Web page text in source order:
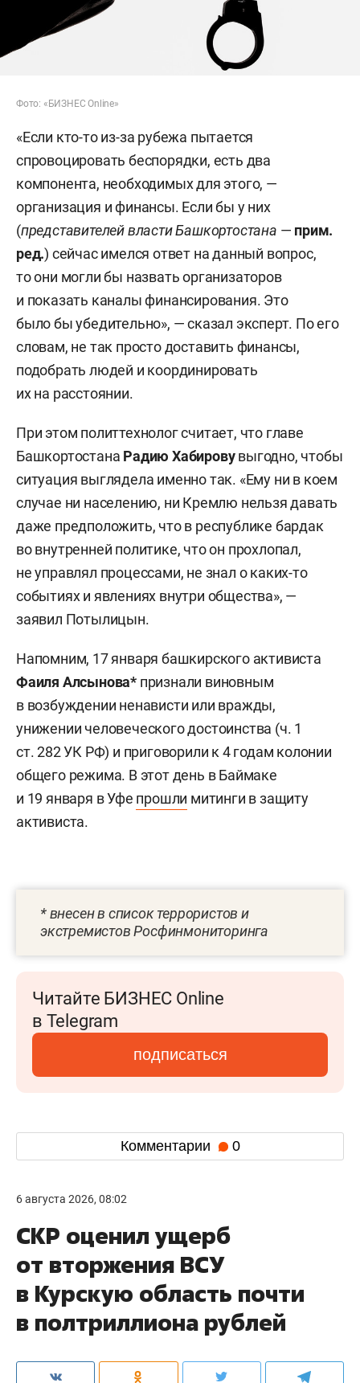
Фото: «БИЗНЕС Online»
«Если кто-то из-за рубежа пытается
спровоцировать беспорядки, есть два
компонента, необходимых для этого, —
организация и финансы. Если бы у них
(представителей власти Башкортостана — прим.
ред.) сейчас имелся ответ на данный вопрос,
то они могли бы назвать организаторов
и показать каналы финансирования. Это
было бы убедительно», — сказал эксперт. По его
словам, не так просто доставить финансы,
подобрать людей и координировать
их на расстоянии.
При этом политтехнолог считает, что главе
Башкортостана Радию Хабировувыгодно, чтобы
ситуация выглядела именно так. «Ему ни в коем
случае ни населению, ни Кремлю нельзя давать
даже предположить, что в республике бардак
во внутренней политике, что он прохлопал,
не управлял процессами, не знал о каких-то
событиях и явлениях внутри общества», —
заявил Потылицын.
Напомним, 17 января башкирского активиста
Фаиля Алсынова* признали виновным
в возбуждении ненависти или вражды,
унижении человеческого достоинства (ч. 1
ст. 282 УК РФ) и приговорили к 4 годам колонии
общего режима. В этот день в Баймаке
и 19 января в Уфе прошли митинги в защиту
активиста.
* внесен в список террористов и
экстремистов Росфинмониторинга
Читайте БИЗНЕС Online
в Telegram
подписаться
Комментарии 0
6 августа 2026, 08:02
СКР оценил ущерб
от вторжения ВСУ
в Курскую область почти
в полтриллиона рублей